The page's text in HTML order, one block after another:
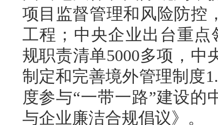
项目监督管理和风险防控
工程；中央企业出台重点
规职责清单5000多项，中
制定和完善境外管理制度
度参与“一带一路”建设的
与企业廉洁合规倡议》。